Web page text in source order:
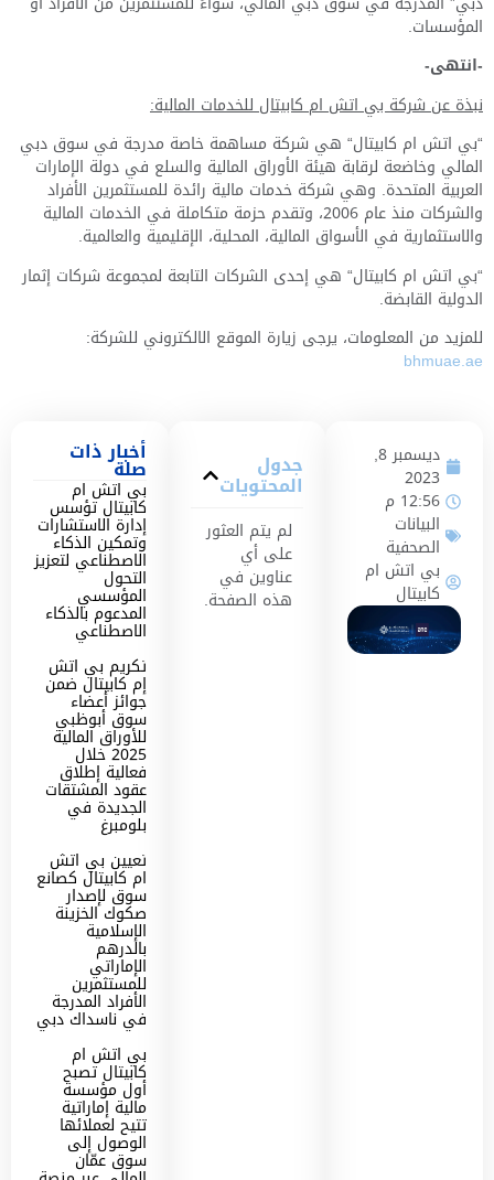
ديسمبر 8,
2023
12:56 م
البيانات
الصحفية
بي اتش ام
كابيتال
جدول
المحتويات
لم يتم العثور
على أي
عناوين في
هذه الصفحة.
أخبار ذات
صلة
بي اتش ام
كابيتال تؤسس
إدارة الاستشارات
وتمكين الذكاء
الاصطناعي لتعزيز
التحول
المؤسسي
المدعوم بالذكاء
الاصطناعي
تكريم بي اتش
إم كابيتال ضمن
جوائز أعضاء
سوق أبوظبي
للأوراق المالية
2025 خلال
فعالية إطلاق
عقود المشتقات
الجديدة في
بلومبرغ
تعيين بي اتش
ام كابيتال كصانع
سوق لإصدار
صكوك الخزينة
الإسلامية
بالدرهم
الإماراتي
للمستثمرين
الأفراد المدرجة
في ناسداك دبي
بي اتش ام
كابيتال تصبح
أول مؤسسة
مالية إماراتية
تتيح لعملائها
الوصول إلى
سوق عمّان
المؤسسات.
-انتهى-
نبذة عن شركة بي اتش ام كابيتال للخدمات المالية:
“بي اتش ام كابيتال“ هي شركة مساهمة خاصة مدرجة في سوق دبي
المالي وخاضعة لرقابة هيئة الأوراق المالية والسلع في دولة الإمارات
العربية المتحدة. وهي شركة خدمات مالية رائدة للمستثمرين الأفراد
والشركات منذ عام 2006، وتقدم حزمة متكاملة في الخدمات المالية
والاستثمارية في الأسواق المالية، المحلية، الإقليمية والعالمية.
“بي اتش ام كابيتال“ هي إحدى الشركات التابعة لمجموعة شركات إثمار
الدولية القابضة.
للمزيد من المعلومات، يرجى زيارة الموقع الالكتروني للشركة:
bhmuae.ae